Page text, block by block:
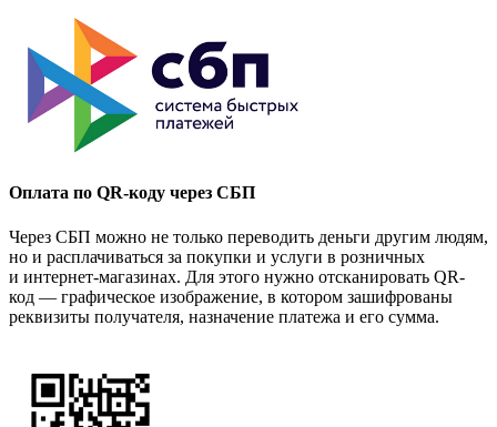
Оплата по QR-коду через СБП
Через СБП можно не только переводить деньги другим людям,
но и расплачиваться за покупки и услуги в розничных
и интернет-магазинах. Для этого нужно отсканировать QR-
код — графическое изображение, в котором зашифрованы
реквизиты получателя, назначение платежа и его сумма.